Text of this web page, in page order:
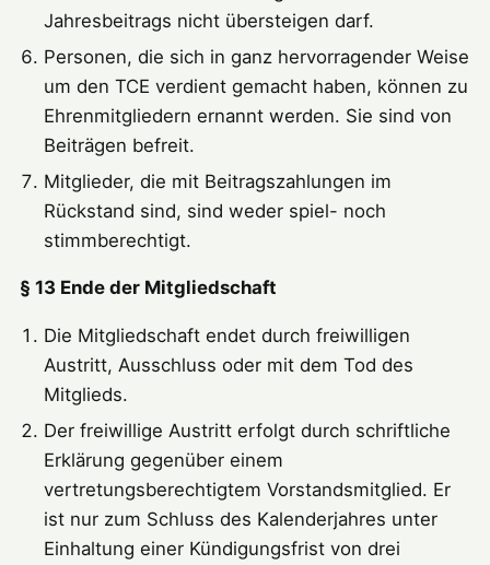
Jahresbeitrags nicht übersteigen darf.
Personen, die sich in ganz hervorragender Weise
um den TCE verdient gemacht haben, können zu
Ehrenmitgliedern ernannt werden. Sie sind von
Beiträgen befreit.
Mitglieder, die mit Beitragszahlungen im
Rückstand sind, sind weder spiel- noch
stimmberechtigt.
§ 13 Ende der Mitgliedschaft
Die Mitgliedschaft endet durch freiwilligen
Austritt, Ausschluss oder mit dem Tod des
Mitglieds.
Der freiwillige Austritt erfolgt durch schriftliche
Erklärung gegenüber einem
vertretungsberechtigtem Vorstandsmitglied. Er
ist nur zum Schluss des Kalenderjahres unter
Einhaltung einer Kündigungsfrist von drei